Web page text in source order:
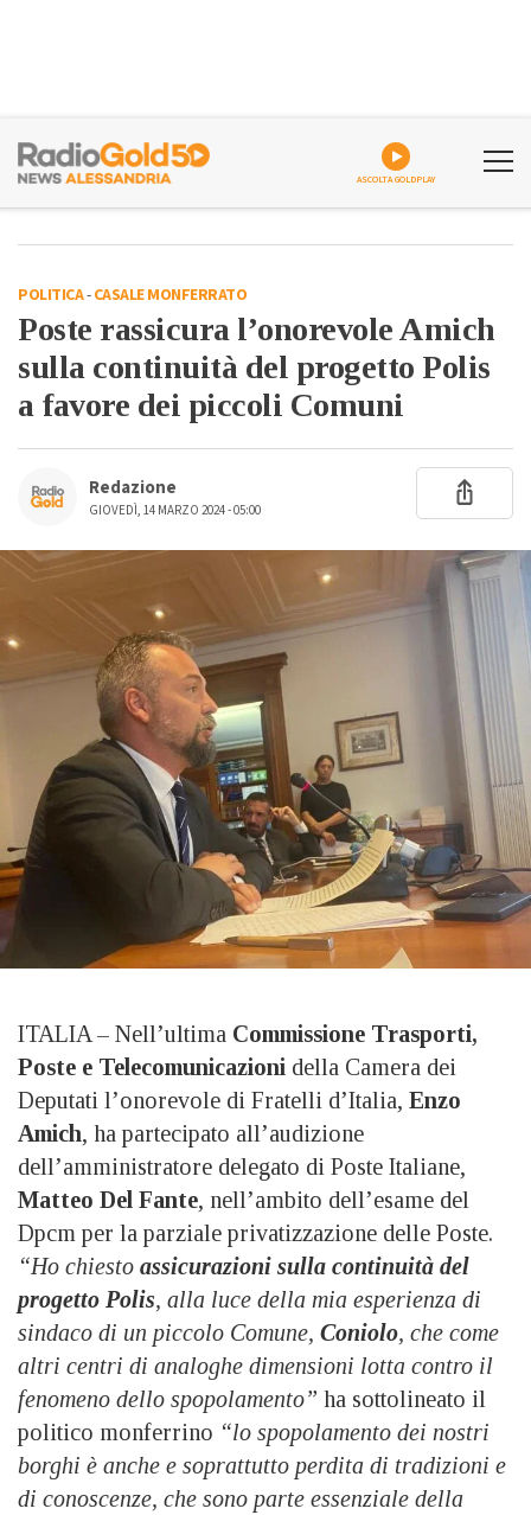
ASCOLTA GOLDPLAY
POLITICA-CASALE MONFERRATO
Poste rassicura l’onorevole Amich
sulla continuità del progetto Polis
a favore dei piccoli Comuni
Redazione
GIOVEDÌ, 14 MARZO 2024 - 05:00
ITALIA – Nell’ultima Commissione Trasporti,
Poste e Telecomunicazioni della Camera dei
Deputati l’onorevole di Fratelli d’Italia, Enzo
Amich, ha partecipato all’audizione
dell’amministratore delegato di Poste Italiane,
Matteo Del Fante, nell’ambito dell’esame del
Dpcm per la parziale privatizzazione delle Poste.
“Ho chiesto assicurazioni sulla continuità del
progetto Polis, alla luce della mia esperienza di
sindaco di un piccolo Comune, Coniolo, che come
altri centri di analoghe dimensioni lotta contro il
fenomeno dello spopolamento” ha sottolineato il
politico monferrino “lo spopolamento dei nostri
borghi è anche e soprattutto perdita di tradizioni e
di conoscenze, che sono parte essenziale della